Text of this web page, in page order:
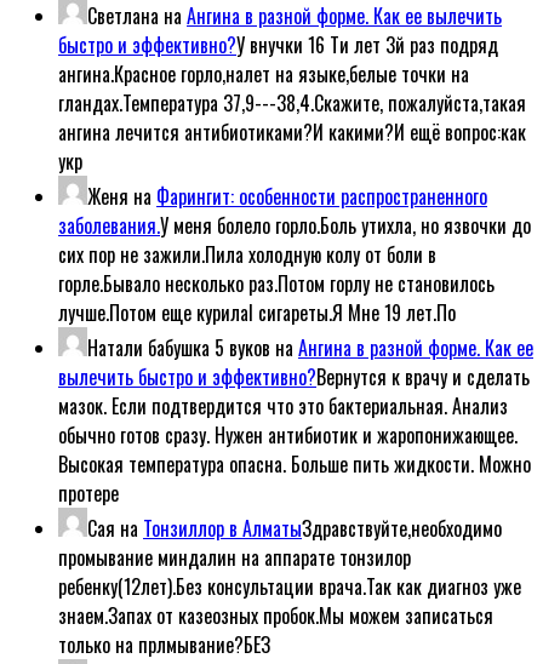
Светлана на Ангина в разной форме. Как ее вылечить
быстро и эффективно?У внучки 16 Ти лет 3й раз подряд
ангина.Красное горло,налет на языке,белые точки на
гландах.Температура 37,9---38,4.Скажите, пожалуйста,такая
ангина лечится антибиотиками?И какими?И ещё вопрос:как
укр
Женя на Фарингит: особенности распространенного
заболевания.У меня болело горло.Боль утихла, но язвочки до
сих пор не зажили.Пила холодную колу от боли в
горле.Бывало несколько раз.Потом горлу не становилось
лучше.Потом еще курилаl сигареты.Я Мне 19 лет.По
Натали бабушка 5 вуков на Ангина в разной форме. Как ее
вылечить быстро и эффективно?Вернутся к врачу и сделать
мазок. Если подтвердится что это бактериальная. Анализ
обычно готов сразу. Нужен антибиотик и жаропонижающее.
Высокая температура опасна. Больше пить жидкости. Можно
протере
Сая на Тонзиллор в АлматыЗдравствуйте,необходимо
промывание миндалин на аппарате тонзилор
ребенку(12лет).Без консультации врача.Так как диагноз уже
знаем.Запах от казеозных пробок.Мы можем записаться
только на прлмывание?БЕЗ